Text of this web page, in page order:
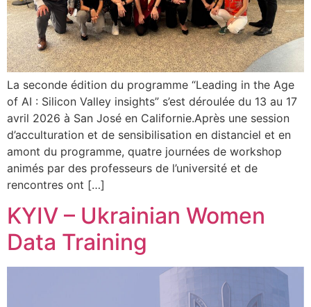
La seconde édition du programme “Leading in the Age
of AI : Silicon Valley insights” s’est déroulée du 13 au 17
avril 2026 à San José en Californie.Après une session
d’acculturation et de sensibilisation en distanciel et en
amont du programme, quatre journées de workshop
animés par des professeurs de l’université et de
rencontres ont […]
KYIV – Ukrainian Women
Data Training